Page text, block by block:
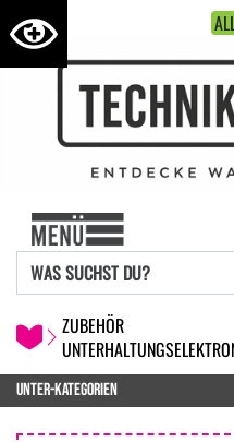
ZUBEHÖR
UNTER-KATEGORIEN